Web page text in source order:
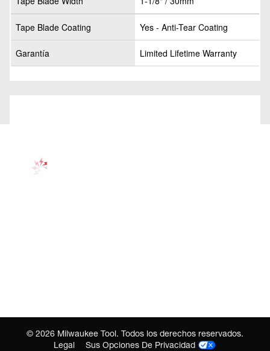
Tape Blade Coating Yes - Anti-Tear Coating
Garantía Limited Lifetime Warranty
© 2026 Milwaukee Tool. Todos los derechos reservados.
Legal
Sus Opciones De Privacidad